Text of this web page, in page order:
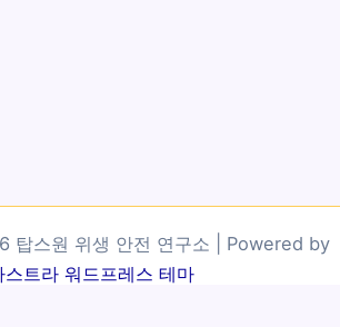
스원 위생 안전 연구소 | Powered by
스트라 워드프레스 테마